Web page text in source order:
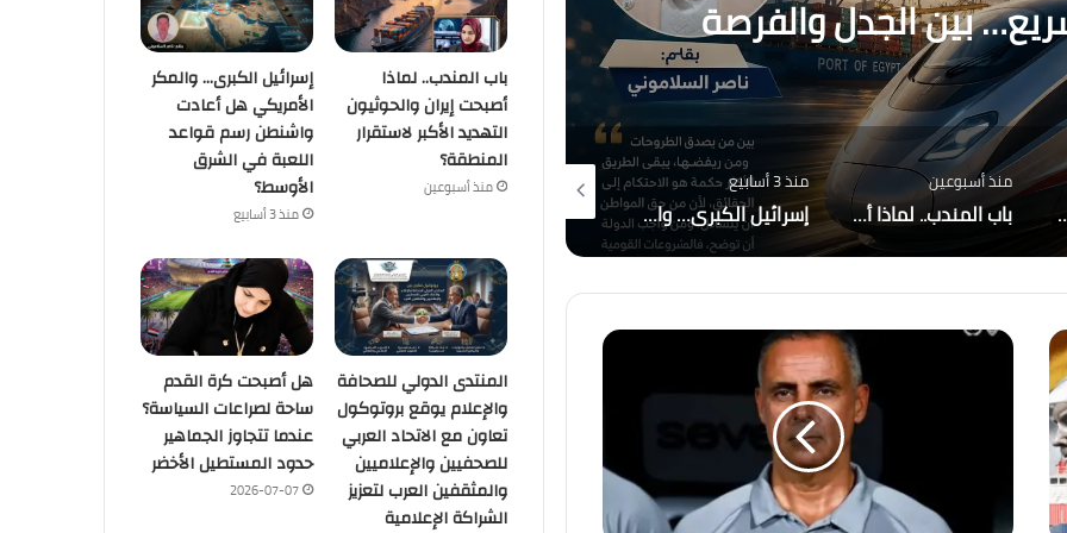
بين الجدل والفرصة
العالم يعيش عصر
يعيش عصر الكوارث المناخية؟
منذ أسبوعين
باب المندب.. لماذا أصبحت إيران والحوثيون التهديد الأكبر لاستقرار المنطقة؟
منذ 3 أسابيع
إسرائيل الكبرى… والمكر الأمريكي هل أعادت واشنطن رسم قواعد اللعبة في الشرق الأوسط؟
منذ 20 ساعة
القطار الكهربائي السريع… بين الجدل والفرصة
باب المندب.. لماذا
أصبحت إيران والحوثيون
التهديد الأكبر لاستقرار
المنطقة؟
منذ أسبوعين
إسرائيل الكبرى… والمكر
الأمريكي هل أعادت
واشنطن رسم قواعد
اللعبة في الشرق
الأوسط؟
منذ 3 أسابيع
المنتدى الدولي للصحافة
والإعلام يوقع بروتوكول
تعاون مع الاتحاد العربي
للصحفيين والإعلاميين
والمثقفين العرب لتعزيز
الشراكة الإعلامية
هل أصبحت كرة القدم
ساحة لصراعات السياسة؟
عندما تتجاوز الجماهير
حدود المستطيل الأخضر
2026-07-07